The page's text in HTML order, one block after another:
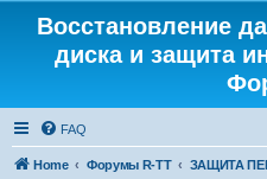
Восстановление
диска и защита
FAQ
Home Форумы R-TT